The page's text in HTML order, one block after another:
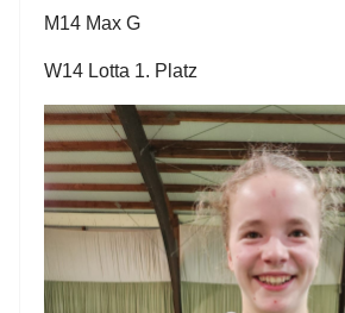
M14 Max G
W14 Lotta 1. Platz